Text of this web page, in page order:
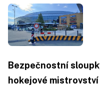
Bezpečnostní
hokejové mistrovství